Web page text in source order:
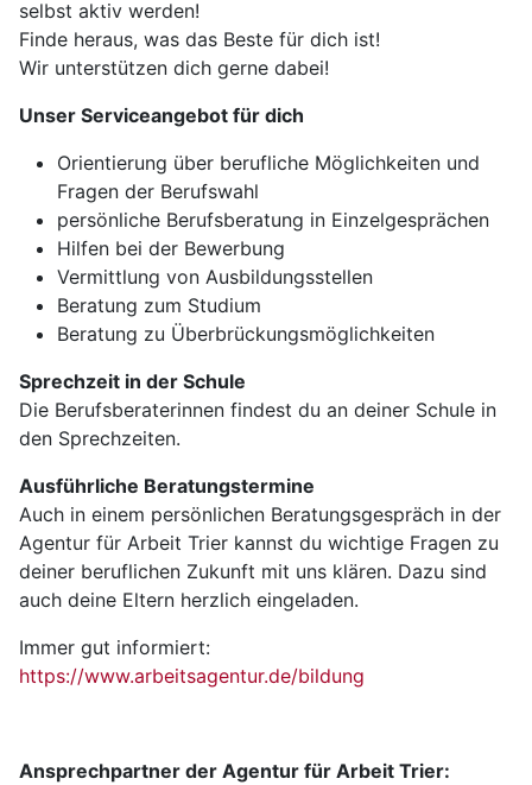
selbst aktiv werden!
Finde heraus, was das Beste für dich ist!
Wir unterstützen dich gerne dabei!
Unser Serviceangebot für dich
Orientierung über berufliche Möglichkeiten und
Fragen der Berufswahl
persönliche Berufsberatung in Einzelgesprächen
Hilfen bei der Bewerbung
Vermittlung von Ausbildungsstellen
Beratung zum Studium
Beratung zu Überbrückungsmöglichkeiten
Sprechzeit in der Schule
Die Berufsberaterinnen findest du an deiner Schule in
den Sprechzeiten.
Ausführliche Beratungstermine
Auch in einem persönlichen Beratungsgespräch in der
Agentur für Arbeit Trier kannst du wichtige Fragen zu
deiner beruflichen Zukunft mit uns klären. Dazu sind
auch deine Eltern herzlich eingeladen.
Immer gut informiert:
https://www.arbeitsagentur.de/bildung
Ansprechpartner der Agentur für Arbeit Trier: